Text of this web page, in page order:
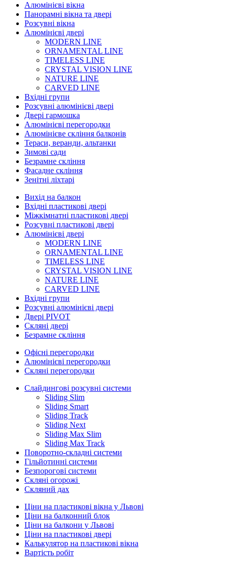
Алюмінієві вікна
Панорамні вікна та двері
Розсувні вікна
Алюмінієві двері
MODERN LINE
ORNAMENTAL LINE
TIMELESS LINE
CRYSTAL VISION LINE
NATURE LINE
CARVED LINE
Вхідні групи
Розсувні алюмінієві двері
Двері гармошка
Алюмінієві перегородки
Алюмінієве скління балконів
Тераси, веранди, альтанки
Зимові сади
Безрамне скління
Фасадне скління
Зенітні ліхтарі
Вихід на балкон
Вхідні пластикові двері
Міжкімнатні пластикові двері
Розсувні пластикові двері
Алюмінієві двері
MODERN LINE
ORNAMENTAL LINE
TIMELESS LINE
CRYSTAL VISION LINE
NATURE LINE
CARVED LINE
Вхідні групи
Розсувні алюмінієві двері
Двері PIVOT
Скляні двері
Безрамне скління
Офісні перегородки
Алюмінієві перегородки
Скляні перегородки
Слайдингові розсувні системи
Sliding Slim
Sliding Smart
Sliding Track
Sliding Next
Sliding Max Slim
Sliding Max Track
Поворотно-складні системи
Гільйотинні системи
Безпорогові системи
Скляні огорожі
Скляний дах
Ціни на пластикові вікна у Львові
Ціни на балконний блок
Ціни на балкони у Львові
Ціни на пластикові двері
Калькулятор на пластикові вікна
Вартість робіт